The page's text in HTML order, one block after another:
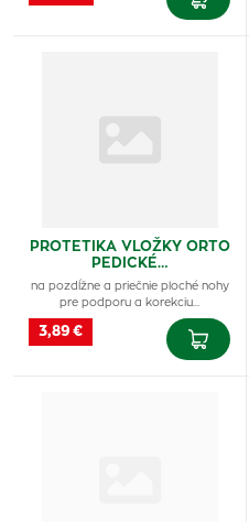
PROTETIKA VLOŽKY ORTO
PEDICKÉ…
na pozdĺžne a priečnie ploché nohy
pre podporu a korekciu…
3,89 €